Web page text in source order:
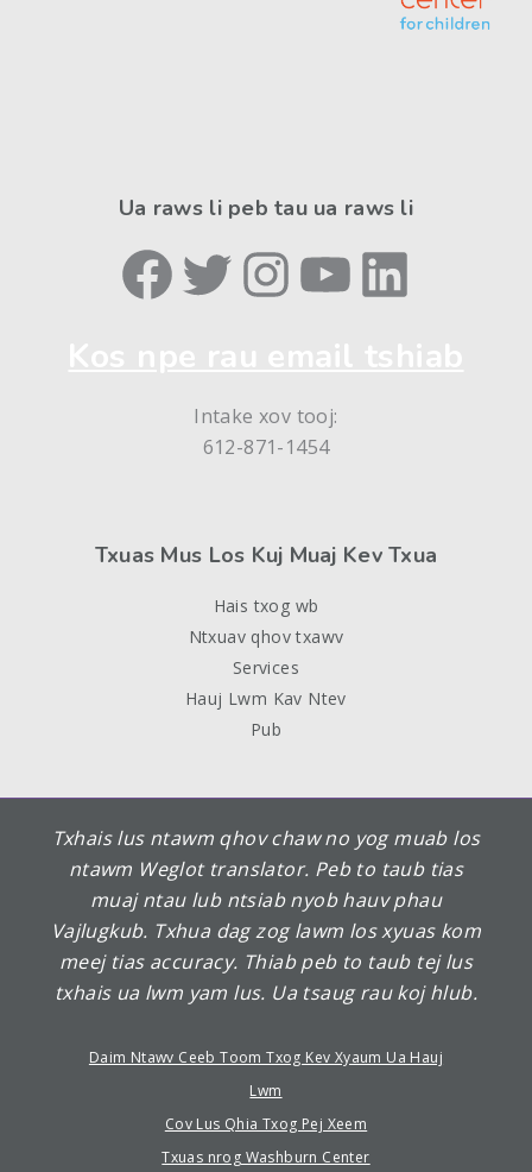
Ua raws li peb tau ua raws li
Facebook
TwitterInstagram
YouTubeLinkedIn
Intake xov tooj:
612-871-1454
Txuas Mus Los Kuj Muaj Kev Txua
Hais txog wb
Ntxuav qhov txawv
Services
Hauj Lwm Kav Ntev
Pub
Txhais lus ntawm qhov chaw no yog muab los
ntawm Weglot translator. Peb to taub tias
muaj ntau lub ntsiab nyob hauv phau
Vajlugkub. Txhua dag zog lawm los xyuas kom
meej tias accuracy. Thiab peb to taub tej lus
txhais ua lwm yam lus. Ua tsaug rau koj hlub.
Daim Ntawv Ceeb Toom Txog Kev Xyaum Ua Hauj
Lwm
Cov Lus Qhia Txog Pej Xeem
Txuas nrog Washburn Center